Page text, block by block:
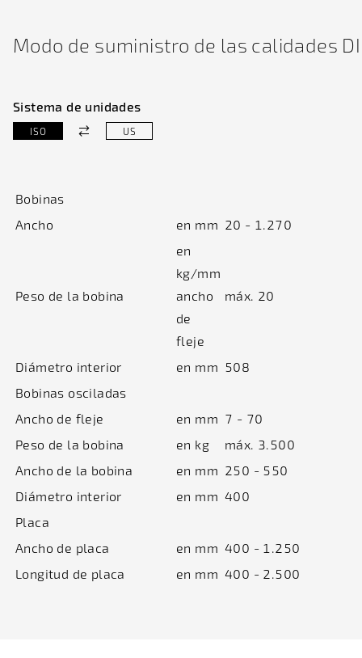
Modo de suministro de las calidades
Sistema de unidades
ISO US
Bobinas
Ancho
en mm 20 - 1.270
Peso de la bobina
en
kg/mm
ancho
de
fleje
máx. 20
Diámetro interior en mm 508
Bobinas osciladas
Ancho de fleje
en mm 7 - 70
Peso de la bobina
en kg
máx. 3.500
Ancho de la bobina
en mm 250 - 550
Diámetro interior
en mm 400
Placa
Ancho de placa
en mm 400 - 1.250
Longitud de placa
en mm 400 - 2.500